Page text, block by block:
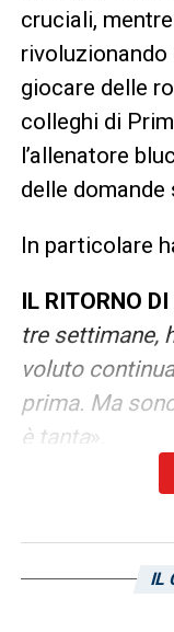
cruciali,
giocare delle
colleghi di
l’allenatore
delle domande
In particolare
IL RITORNO
tre settimane,
voluto
prima. Ma
è tanta».
RIENTRO DI
Finchè non lo
IL